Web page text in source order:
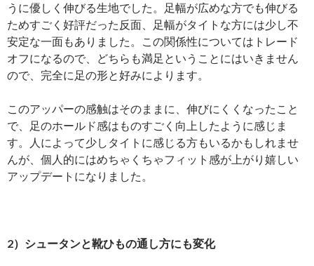
うに優しく伸びる生地でした。足幅が広めな方でも伸びる
ためすごく好評だった反面、足幅がタイトな方には少し不
安定な一面もありました。この関係性についてはトレード
オフになるので、どちらも満足ということにはいきません
ので、完全に足の形と好みによります。
このアッパーの感触はそのままに、伸びにくくなったこと
で、足のホールド感はものすごく向上したように感じま
す。人によって少しタイトに感じる方もいるかもしれませ
んが、個人的にはめちゃくちゃフィット感が上がり嬉しい
アップデートになりました。
2）シュータンと靴ひもの通し方にも変化